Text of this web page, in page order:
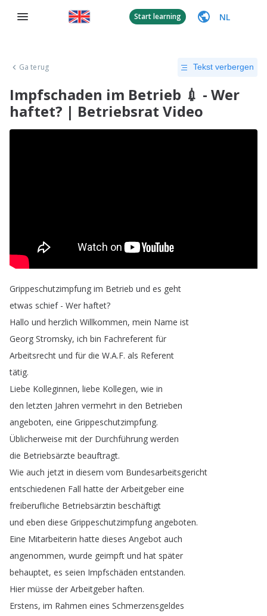
Start learning NL
Ga terug Tekst verbergen
Impfschaden im Betrieb 💉 - Wer
haftet? | Betriebsrat Video
Grippeschutzimpfung im Betrieb und es geht
etwas schief- Wer haftet?
Hallo und herzlich Willkommen, mein Name ist
Georg Stromsky, ich bin Fachreferent für
Arbeitsrecht und für die W.A.F. als Referent
tätig.
Liebe Kolleginnen, liebe Kollegen, wie in
den letzten Jahren vermehrt in den Betrieben
angeboten, eine Grippeschutzimpfung.
Üblicherweise mit der Durchführung werden
die Betriebsärzte beauftragt.
Wie auch jetzt in diesem vom Bundesarbeitsgericht
entschiedenen Fall hatte der Arbeitgeber eine
freiberufliche Betriebsärztin beschäftigt
und eben diese Grippeschutzimpfung angeboten.
Eine Mitarbeiterin hatte dieses Angebot auch
angenommen, wurde geimpft und hat später
behauptet, es seien Impfschäden entstanden.
Hier müsse der Arbeitgeber haften.
Erstens, im Rahmen eines Schmerzensgeldes